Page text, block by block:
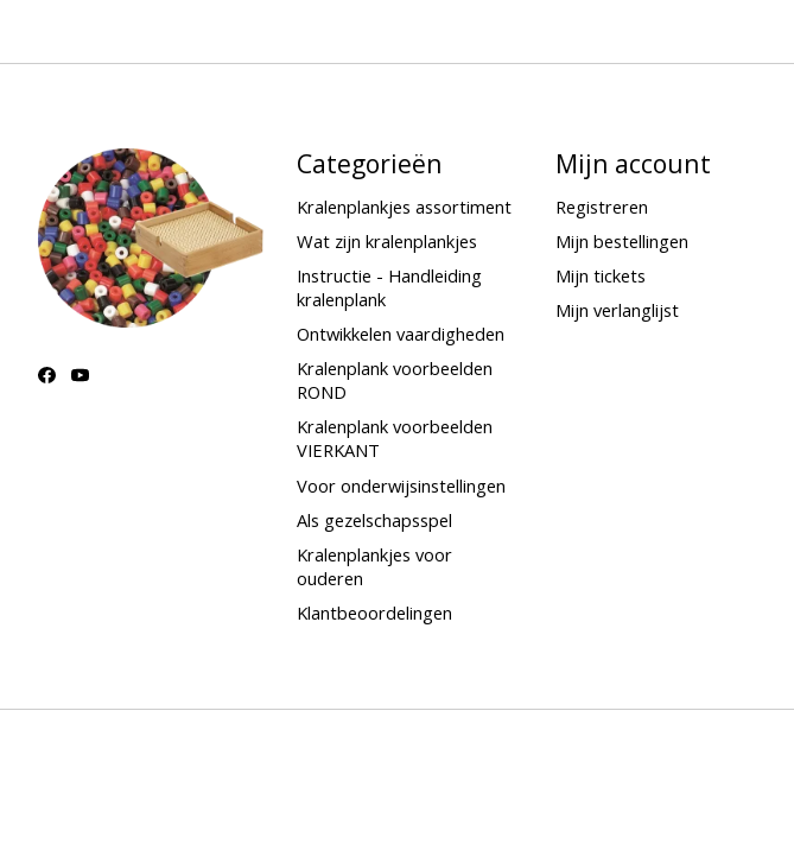
Categorieën
Kralenplankjes assortiment
Wat zijn kralenplankjes
Instructie - Handleiding
kralenplank
Ontwikkelen vaardigheden
Kralenplank voorbeelden
ROND
Kralenplank voorbeelden
VIERKANT
Voor onderwijsinstellingen
Als gezelschapsspel
Kralenplankjes voor
ouderen
Klantbeoordelingen
Mijn account
Registreren
Mijn bestellingen
Mijn tickets
Mijn verlanglijst